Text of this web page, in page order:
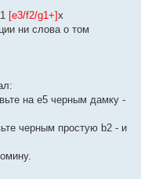
[e3/f2/g1+]x
ни слова о том
на е5 черным дамку -
черным простую b2 - и